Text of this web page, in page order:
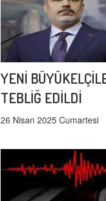
YENİ
TEBLİĞ EDİLDİ
26 Nisan 2025 Cumartesi